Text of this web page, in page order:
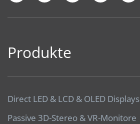
Produkte
Direct LED & LCD & OLED Displays
Passive 3D-Stereo & VR-Monitore